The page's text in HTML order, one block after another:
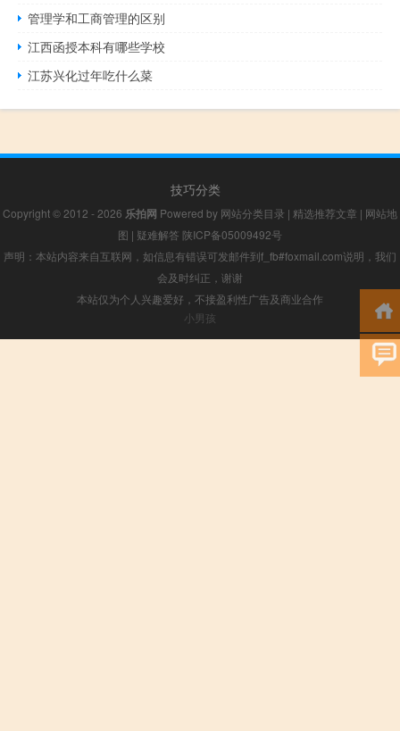
管理学和工商管理的区别
江西函授本科有哪些学校
江苏兴化过年吃什么菜
技巧分类
Copyright © 2012 - 2026 乐拍网 Powered by 网站分类目录 | 精选推荐文章 | 网站地
图 | 疑难解答 陕ICP备05009492号
声明：本站内容来自互联网，如信息有错误可发邮件到f_fb#foxmail.com说明，我们
会及时纠正，谢谢
本站仅为个人兴趣爱好，不接盈利性广告及商业合作
小男孩